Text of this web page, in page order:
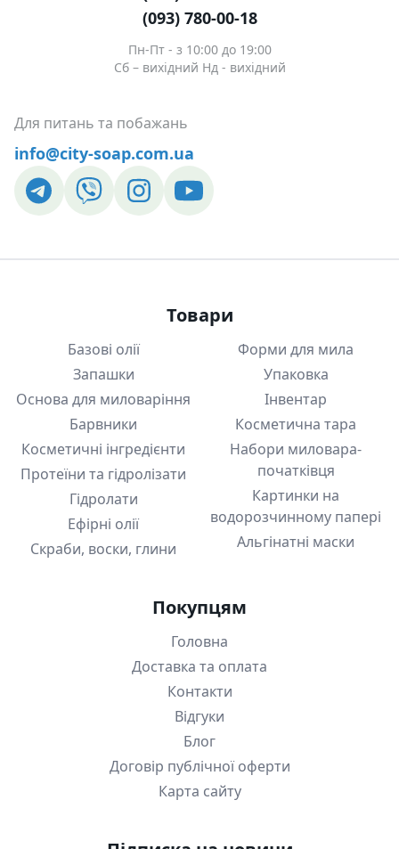
(093) 780-00-18
Пн-Пт - з 10:00 до 19:00
Сб – вихідний Нд - вихідний
Для питань та побажань
info@city-soap.com.ua
Товари
Базові олії
Запашки
Основа для миловаріння
Барвники
Косметичні інгредієнти
Протеїни та гідролізати
Гідролати
Ефірні олії
Скраби, воски, глини
Форми для мила
Упаковка
Інвентар
Косметична тара
Набори миловара-
початківця
Картинки на
водорозчинному папері
Альгінатні маски
Покупцям
Головна
Доставка та оплата
Контакти
Відгуки
Блог
Договір публічної оферти
Карта сайту